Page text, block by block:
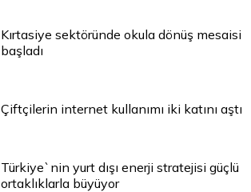
Kırtasiye sektöründe okula dönüş mesaisi
başladı
Çiftçilerin internet kullanımı iki katını aştı
Türkiye`nin yurt dışı enerji stratejisi güçlü
ortaklıklarla büyüyor